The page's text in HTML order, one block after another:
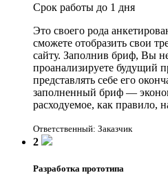
Срок работы до 1 дня
Это своего рода
сможете отобразить свои
сайту. Заполнив бриф, Вы
проанализируете будущий
представлять себе его
заполненный бриф —
расходуемое, как правило,
Ответственный: Заказчик
2
Разработка прототипа